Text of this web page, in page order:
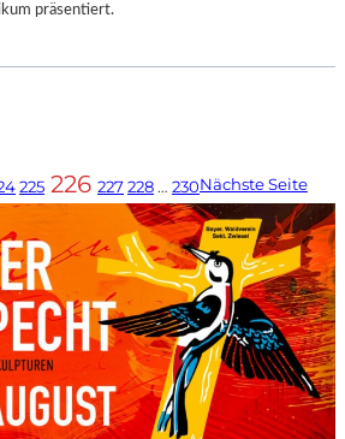
präsentiert.
225 226 227228… 230Nächste Seite